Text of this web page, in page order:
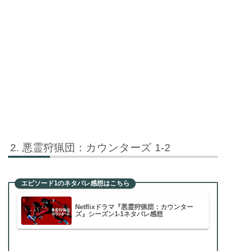
悪霊狩猟団：カウンターズ 1-2
エピソード1のネタバレ感想はこちら
Netflixドラマ『悪霊狩猟団：カウンター
ズ』シーズン1-1ネタバレ感想